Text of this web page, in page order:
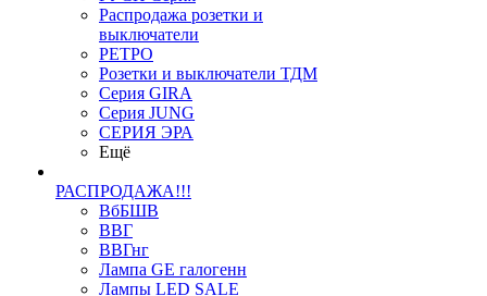
Распродажа розетки и
выключатели
РЕТРО
Розетки и выключатели ТДМ
Серия GIRA
Серия JUNG
СЕРИЯ ЭРА
Ещё
РАСПРОДАЖА!!!
ВбБШВ
ВВГ
ВВГнг
Лампа GE галогенн
Лампы LED SALE